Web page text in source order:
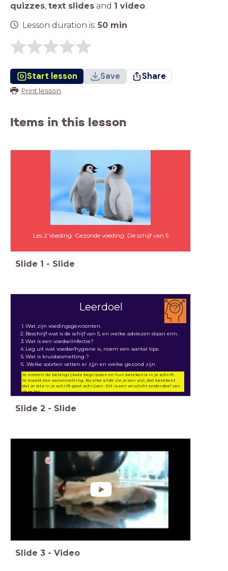
quizzes, text slides and 1 video.
Lesson duration is: 50 min
Start lesson Save Share
Print lesson
Items in this lesson
Les 2 Voeding: Gezonde voeding: De schijf van 5
Slide 1 - Slide
Leerdoel
Wat zijn voedingsgewoonten.
Beschrijf wat is de schijf van 5, en welke adviezen staan erin.
Wat is een voedselinfectie?
Leg uit wat voedselhygiene is, noem een aantal tips.
Wat is kruisbesmetting ?
.Welke soorten vetten er zjjn en welke gezond zijn
Je noteert de belangrijkste begrippen en hun betekenis in je schrift.
Je maakt een samenvatting. Bij elke slide zie je een pijl, dat betekent
dat je iets in je schrift gaat schrijven. Dit is een verplicht onderdeel van
deze les.
Slide 2 - Slide
Slide 3 - Video